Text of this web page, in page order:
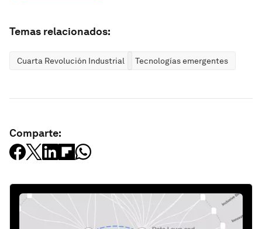
Temas relacionados:
Cuarta Revolución Industrial Tecnologías emergentes
Comparte: